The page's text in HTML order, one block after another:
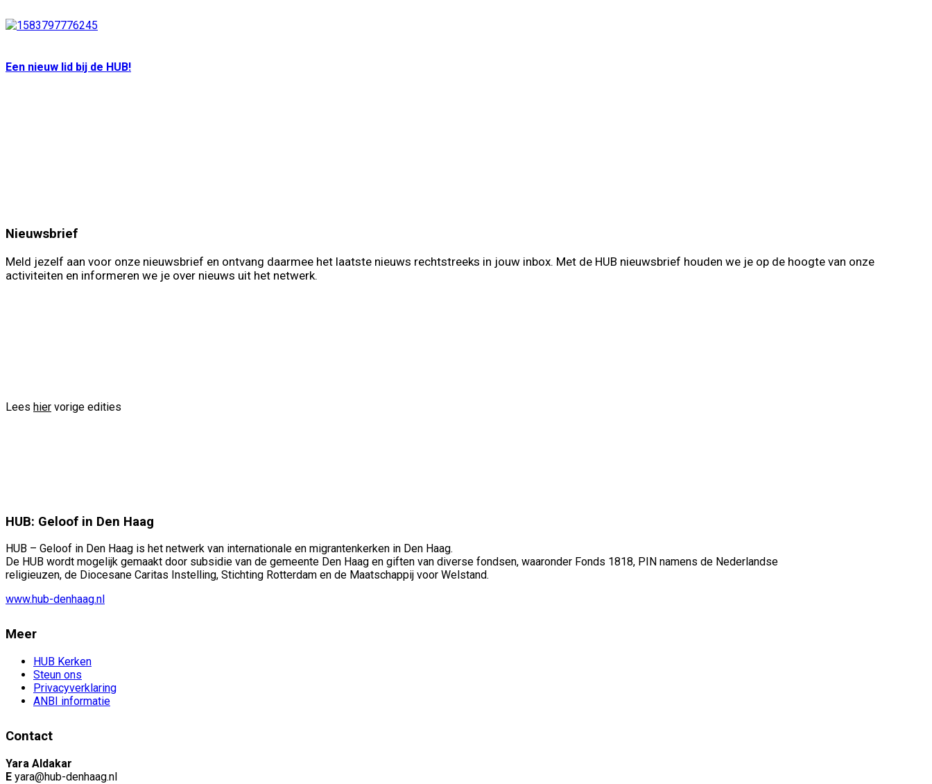
Een nieuw lid bij de HUB!
Nieuwsbrief
Meld jezelf aan voor onze nieuwsbrief en ontvang daarmee het laatste nieuws rechtstreeks in jouw inbox. Met de HUB nieuwsbrief houden we je op de hoogte van onze
activiteiten en informeren we je over nieuws uit het netwerk.
Lees hier vorige edities
HUB: Geloof in Den Haag
HUB – Geloof in Den Haag is het netwerk van internationale en migrantenkerken in Den Haag.
De HUB wordt mogelijk gemaakt door subsidie van de gemeente Den Haag en giften van diverse fondsen, waaronder Fonds 1818, PIN namens de Nederlandse
religieuzen, de Diocesane Caritas Instelling, Stichting Rotterdam en de Maatschappij voor Welstand.
www.hub-denhaag.nl
Meer
HUB Kerken
Steun ons
Privacyverklaring
ANBI informatie
Contact
Yara Aldakar
E yara@hub-denhaag.nl